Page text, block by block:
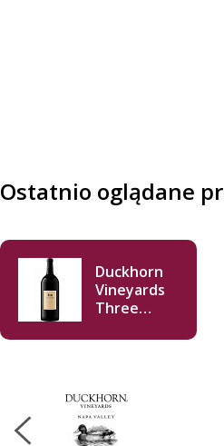
Ostatnio oglądane
Duckhorn
Vineyards
Three
Vineyard
Double
Magnum
3000ml